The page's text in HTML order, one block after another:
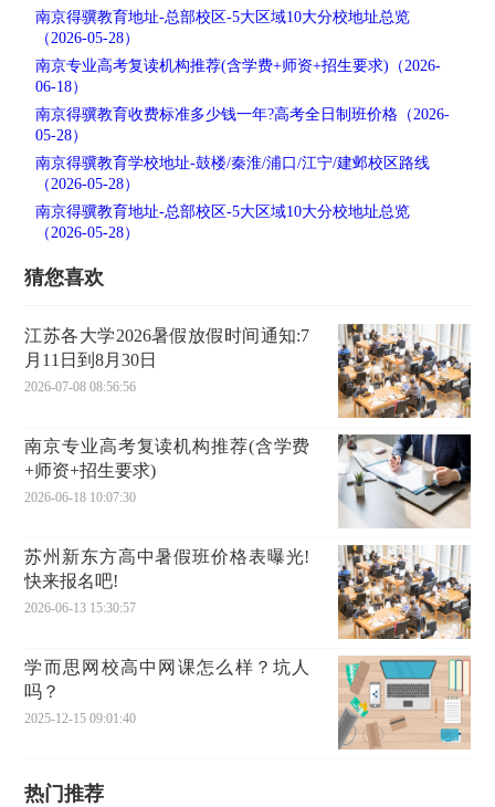
南京得骥教育地址-总部校区-5大区域10大分校地址总览
（2026-05-28）
南京专业高考复读机构推荐(含学费+师资+招生要求)（2026-
06-18）
南京得骥教育收费标准多少钱一年?高考全日制班价格（2026-
05-28）
南京得骥教育学校地址-鼓楼/秦淮/浦口/江宁/建邺校区路线
（2026-05-28）
南京得骥教育地址-总部校区-5大区域10大分校地址总览
（2026-05-28）
猜您喜欢
江苏各大学2026暑假放假时间通知:7
月11日到8月30日
2026-07-08 08:56:56
南京专业高考复读机构推荐(含学费
+师资+招生要求)
2026-06-18 10:07:30
苏州新东方高中暑假班价格表曝光!
快来报名吧!
2026-06-13 15:30:57
学而思网校高中网课怎么样？坑人
吗？
2025-12-15 09:01:40
热门推荐